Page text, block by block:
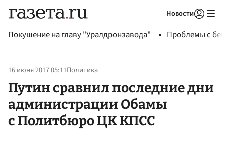
Новости
Покушение на главу "Уралдронзавода" Проблемы с
16 июня 2017 05:11Политика
Путин сравнил последние дни
администрации Обамы
с Политбюро ЦК КПСС